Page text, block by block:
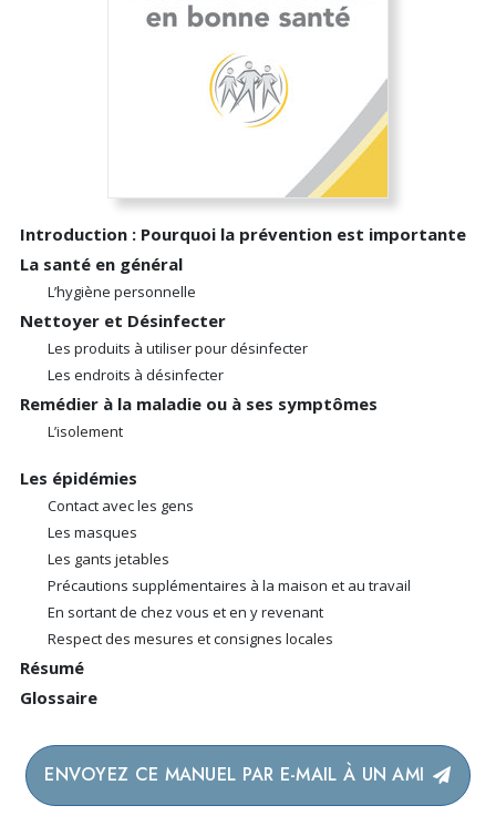
Introduction : Pourquoi la prévention est importante
La santé en général
L’hygiène personnelle
Nettoyer et Désinfecter
Les produits à utiliser pour désinfecter
Les endroits à désinfecter
Remédier à la maladie ou à ses symptômes
L’isolement
Les épidémies
Contact avec les gens
Les masques
Les gants jetables
Précautions supplémentaires à la maison et au travail
En sortant de chez vous et en y revenant
Respect des mesures et consignes locales
Résumé
Glossaire
ENVOYEZ CE MANUEL PAR E-MAIL À UN AMI